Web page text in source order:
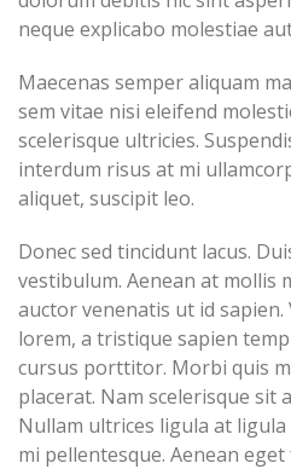
neque explicabo molestiae
Maecenas semper aliquam
sem vitae nisi eleifend
scelerisque ultricies.
interdum risus at mi
aliquet, suscipit leo.
Donec sed tincidunt lacus.
vestibulum. Aenean at mollis
auctor venenatis ut id sapien.
lorem, a tristique sapien
cursus porttitor. Morbi quis
placerat. Nam scelerisque sit
Nullam ultrices ligula at
mi pellentesque. Aenean